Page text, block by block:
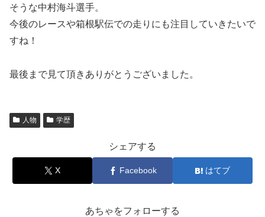
そうな中村海斗選手。
今後のレースや箱根駅伝での走りにも注目していきたいで
すね！
最後まで見て頂きありがとうございました。
人物 学歴
シェアする
X Facebook はてブ
あちゃをフォローする